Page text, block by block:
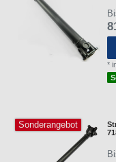
*
Sonderangebot